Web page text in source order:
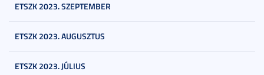
ETSZK 2023. SZEPTEMBER
ETSZK 2023. AUGUSZTUS
ETSZK 2023. JÚLIUS